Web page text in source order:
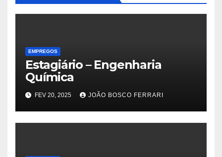
EMPREGOS
Estagiário – Engenharia
Química
FEV 20, 2025 JOÃO BOSCO FERRARI